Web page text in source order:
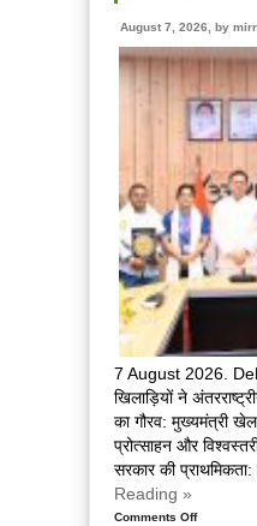
बुनकरों
और
कारीगरों
को
किया
सम्मानित
August 7, 2026, by
7 August 2026.
खिलाड़ियों ने
का गौरव: मुख्यमंत्री
प्रोत्साहन और
सरकार की
Reading »
Comments Offon